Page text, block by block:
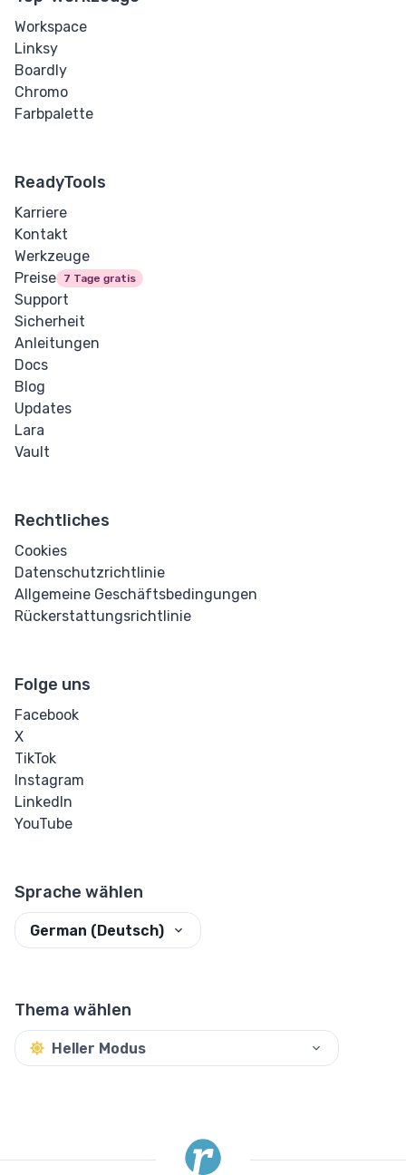
Eingabe Suche
Eingabe Absenden
Eingabe Telefon
Eingabe URL
Media
Audio
Bild
Video
Text
Bidirektionales
Überschreiben
Zitat
Code
Kursiv
Markieren
Durchgestrichen
Hochgestellt
Textarea
Zitat
Other
Workspace
Linksy
Boardly
Chromo
Farbpalette
ReadyTools
Karriere
Kontakt
Werkzeuge
Preise
7 Tage gratis
Support
Sicherheit
Anleitungen
Docs
Blog
Updates
Lara
Vault
Rechtliches
Cookies
Datenschutzrichtlinie
Allgemeine Geschäftsbedingungen
Rückerstattungsrichtlinie
Folge uns
Facebook
X
TikTok
Instagram
LinkedIn
YouTube
Sprache wählen
German (Deutsch)
Thema wählen
Heller Modus